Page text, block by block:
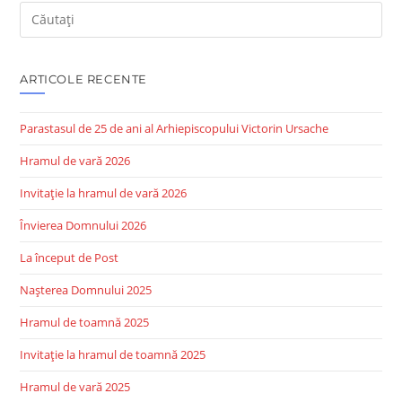
Search
this
ARTICOLE RECENTE
Parastasul de 25 de ani al Arhiepiscopului Victorin Ursache
Hramul de vară 2026
Invitație la hramul de vară 2026
Învierea Domnului 2026
La început de Post
Nașterea Domnului 2025
Hramul de toamnă 2025
Invitație la hramul de toamnă 2025
Hramul de vară 2025